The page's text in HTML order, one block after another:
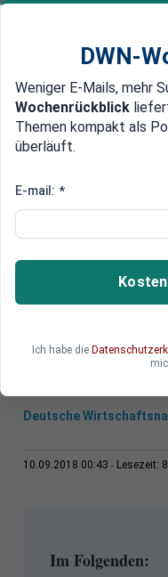
Newsticker MEIN
Edelmetalle
Abwehr schwer möglich
Weltweite
Deutschland
Die Gefahr einer
Deutsche
10.09.2018 00:43 Lesezeit:
Im Folgenden:
DWN-
Weniger E-Mails, mehr
Wochenrückblick
Themen kompakt als
überläuft.
E-mail: *
Ich habe die